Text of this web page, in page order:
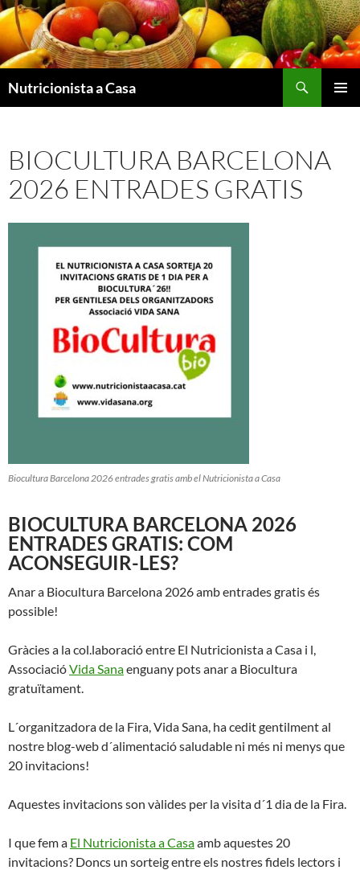
Vés
al
contingut
Nutricionista a Casa
BIOCULTURA BARCELONA
2026 ENTRADES GRATIS
Biocultura Barcelona 2026 entrades gratis amb el Nutricionista a Casa
BIOCULTURA BARCELONA 2026
ENTRADES GRATIS: COM
ACONSEGUIR-LES?
Anar a Biocultura Barcelona 2026 amb entrades gratis és
possible!
Gràcies a la col.laboració entre El Nutricionista a Casa i l,
AssociacióVida Sanaenguany pots anar a Biocultura
gratuïtament.
L´organitzadora de la Fira, Vida Sana, ha cedit gentilment al
nostre blog-web d´alimentació saludable ni més ni menys que
20 invitacions!
Aquestes invitacions son vàlides per la visita d´1 dia de la Fira.
I que fem a El Nutricionista a Casaamb aquestes 20
invitacions? Doncs un sorteig entre els nostres fidels lectors i